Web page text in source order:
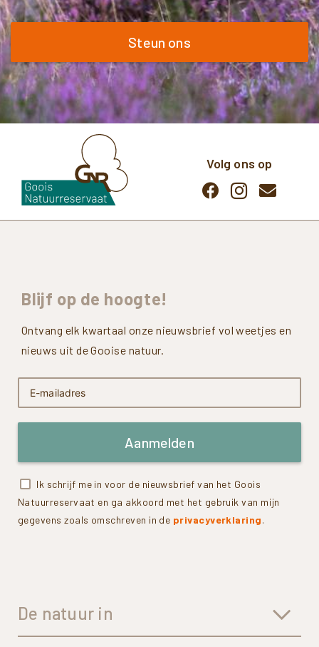
Steun ons
Volg ons op
Blijf op de hoogte!
Ontvang elk kwartaal onze nieuwsbrief vol weetjes en
nieuws uit de Gooise natuur.
Aanmelden
Ik schrijf me in voor de nieuwsbrief van het Goois
Natuurreservaat en ga akkoord met het gebruik van mijn
gegevens zoals omschreven in de privacyverklaring.
De natuur in